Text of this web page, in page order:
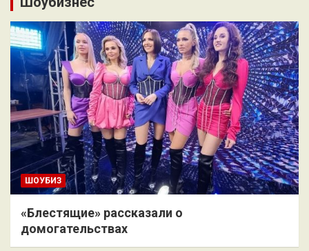
ШОУБИЗ
«Блестящие» рассказали о
домогательствах